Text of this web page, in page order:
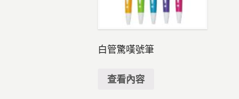
白管驚嘆號筆
查看內容